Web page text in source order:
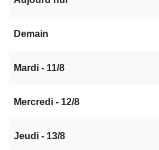
Demain
Mardi - 11/8
Mercredi - 12/8
Jeudi - 13/8